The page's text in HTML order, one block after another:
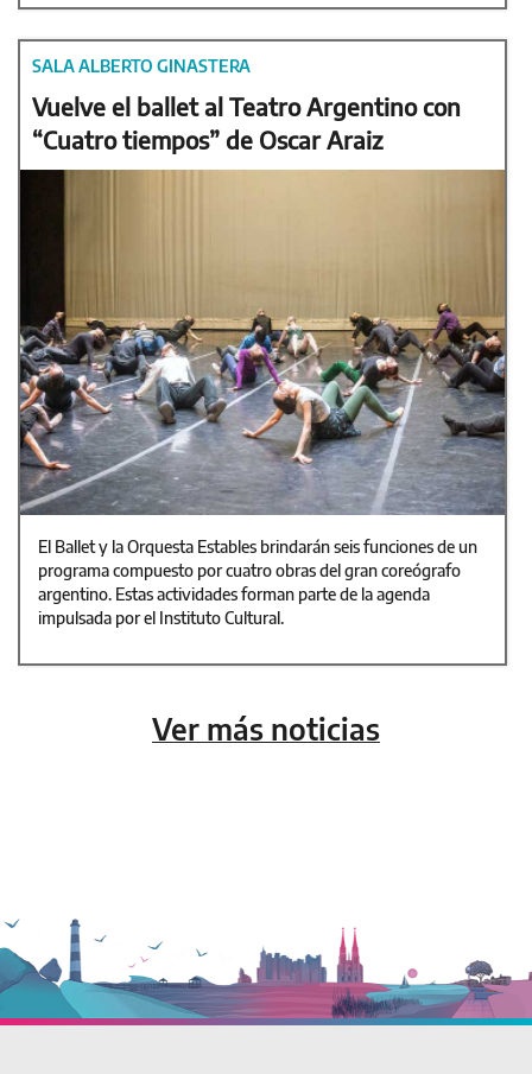
SALA ALBERTO GINASTERA
Vuelve el ballet al Teatro Argentino con
“Cuatro tiempos” de Oscar Araiz
El Ballet y la Orquesta Estables brindarán seis funciones de un
programa compuesto por cuatro obras del gran coreógrafo
argentino. Estas actividades forman parte de la agenda
impulsada por el Instituto Cultural.
Ver más noticias